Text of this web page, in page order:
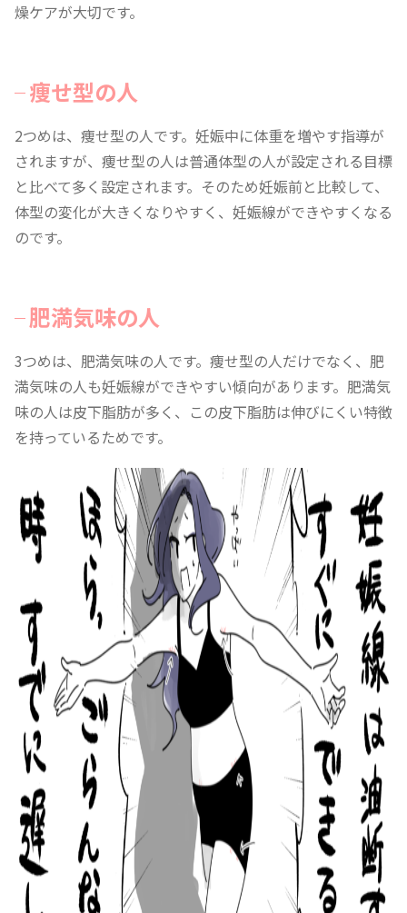
燥ケアが大切です。
痩せ型の人
2つめは、痩せ型の人です。妊娠中に体重を増やす指導が
されますが、痩せ型の人は普通体型の人が設定される目標
と比べて多く設定されます。そのため妊娠前と比較して、
体型の変化が大きくなりやすく、妊娠線ができやすくなる
のです。
肥満気味の人
3つめは、肥満気味の人です。痩せ型の人だけでなく、肥
満気味の人も妊娠線ができやすい傾向があります。肥満気
味の人は皮下脂肪が多く、この皮下脂肪は伸びにくい特徴
を持っているためです。